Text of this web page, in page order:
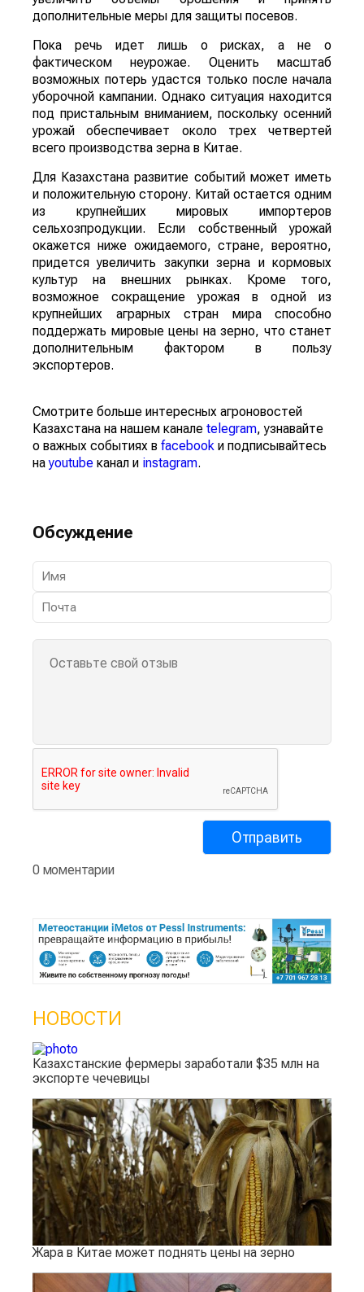
дополнительные меры для защиты посевов.
Пока речь идет лишь о рисках, а не о
фактическом неурожае. Оценить масштаб
возможных потерь удастся только после начала
уборочной кампании. Однако ситуация находится
под пристальным вниманием, поскольку осенний
урожай обеспечивает около трех четвертей
всего производства зерна в Китае.
Для Казахстана развитие событий может иметь
и положительную сторону. Китай остается одним
из крупнейших мировых импортеров
сельхозпродукции. Если собственный урожай
окажется ниже ожидаемого, стране, вероятно,
придется увеличить закупки зерна и кормовых
культур на внешних рынках. Кроме того,
возможное сокращение урожая в одной из
крупнейших аграрных стран мира способно
поддержать мировые цены на зерно, что станет
дополнительным фактором в пользу
экспортеров.
Смотрите больше интересных агроновостей
Казахстана на нашем канале telegram, узнавайте
о важных событиях в facebook и подписывайтесь
наyoutube канал и instagram.
Обсуждение
0 моментарии
НОВОСТИ
Казахстанские фермеры заработали $35 млн на
экспорте чечевицы
Жара в Китае может поднять цены на зерно